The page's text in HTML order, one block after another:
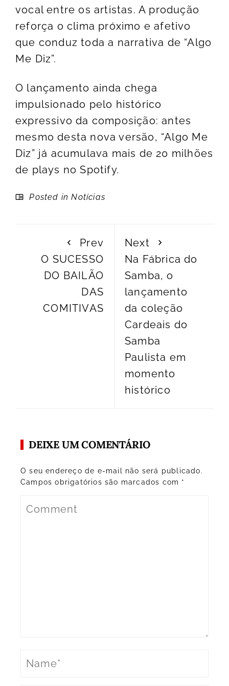
vocal entre os artistas. A produção
reforça o clima próximo e afetivo
que conduz toda a narrativa de “Algo
Me Diz”.
O lançamento ainda chega
impulsionado pelo histórico
expressivo da composição: antes
mesmo desta nova versão, “Algo Me
Diz” já acumulava mais de 20 milhões
de plays no Spotify.
Posted inNotícias
Prev
O SUCESSO
DO BAILÃO
DAS
COMITIVAS
Next
Na Fábrica do
Samba, o
lançamento
da coleção
Cardeais do
Samba
Paulista em
momento
histórico
DEIXE UM COMENTÁRIO
O seu endereço de e-mail não será publicado.
Campos obrigatórios são marcados com *